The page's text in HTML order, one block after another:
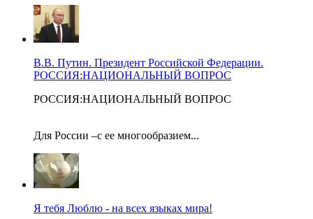
В.В. Путин. Президент Российской Федерации.
РОССИЯ:НАЦИОНАЛЬНЫЙ ВОПРОС
РОССИЯ:НАЦИОНАЛЬНЫЙ ВОПРОС
Для России –с ее многообразием...
Я тебя Люблю - на всех языках мира!